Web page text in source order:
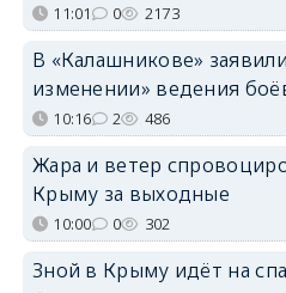
11:01 0 2173
В «Калашникове»
изменении» ведения
10:16 2 486
Жара и ветер
Крыму за выходные
10:00 0 302
Зной в Крыму идёт на